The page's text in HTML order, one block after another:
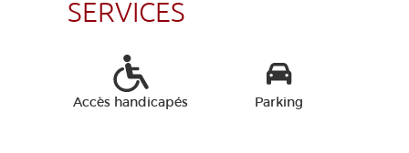
SERVICES
Accès handicapés Parking